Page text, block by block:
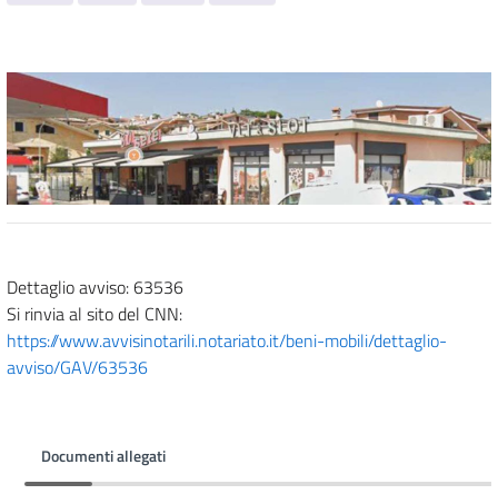
Dettaglio avviso: 63536
Si rinvia al sito del CNN:
https://www.avvisinotarili.notariato.it/beni-mobili/dettaglio-
avviso/GAV/63536
Documenti allegati